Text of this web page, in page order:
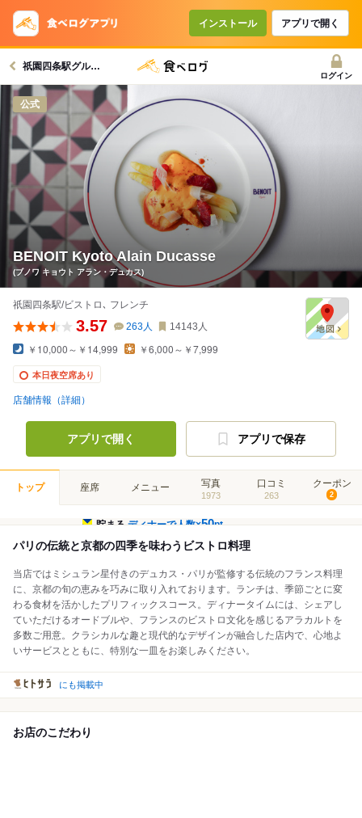
インストール アプリで開く
祇園四条駅グルメへ
ログイン
公式
BENOIT Kyoto Alain Ducasse
(ブノワ キョウト アラン・デュカス)
祇園四条駅/ビストロ､ フレンチ
3.57 263人 14143 人
￥10,000～￥14,999 ￥6,000～￥7,999
本日夜空席あり
店舗情報（詳細）
アプリで開く アプリで保存
トップ 座席 メニュー 写真
1973
口コミ
263
クーポン
2
貯まるディナーで人数×50pt
パリの伝統と京都の四季を味わうビストロ料理
当店ではミシュラン星付きのデュカス・パリが監修する伝統のフランス料理
に、京都の旬の恵みを巧みに取り入れております。ランチは、季節ごとに変
わる食材を活かしたプリフィックスコース。ディナータイムには、シェアし
ていただけるオードブルや、フランスのビストロ文化を感じるアラカルトを
多数ご用意。クラシカルな趣と現代的なデザインが融合した店内で、心地よ
いサービスとともに、特別な一皿をお楽しみください。
にも掲載中
お店のこだわり
コースで使えるクーポン
戻る
クーポンを利用せず予約する